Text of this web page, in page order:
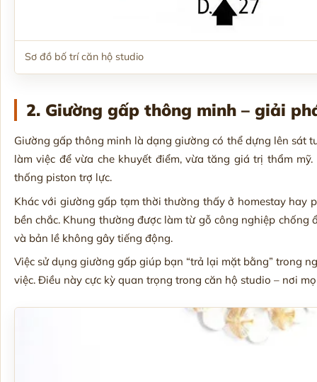
Sơ đồ bố trí căn hộ studio
2. Giường gấp thông minh – giải
Giường gấp thông minh là dạng giường có thể dựng lên sát
làm việc để vừa che khuyết điểm, vừa tăng giá trị thẩm
thống piston trợ lực.
Khác với giường gấp tạm thời thường thấy ở homestay
bền chắc. Khung thường được làm từ gỗ công nghiệp
và bản lề không gây tiếng động.
Việc sử dụng giường gấp giúp bạn “trả lại mặt bằng” trong
việc. Điều này cực kỳ quan trọng trong căn hộ studio – nơi